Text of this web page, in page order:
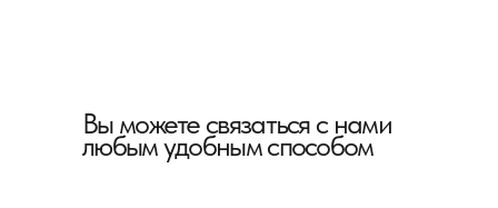
Вы можете связаться с нами
любым удобным способом